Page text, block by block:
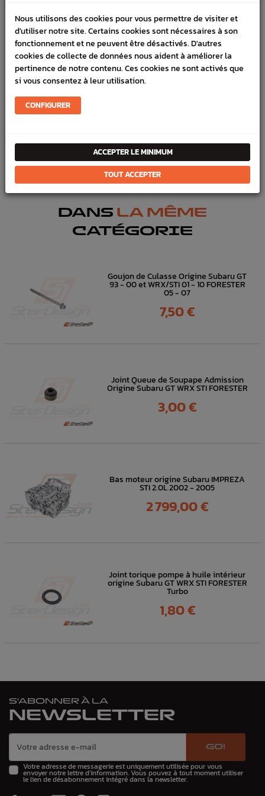
SCHÉMA CONSTRUCTEUR
Marque :SUBARU
Référence :44
FICHE TECHNIQUE
Bas moteur Joints & pâte
DANS LA MÊME
CATÉGORIE
Goujon de Culasse Origine Subaru GT
93 - 00 et WRX/STI 01 - 10 FORESTER
05 - 07
Prix
7,50 €
Joint Queue de Soupape Admission
Origine Subaru GT WRX STI FORESTER
Prix
3,00 €
Bas moteur origine Subaru IMPREZA
STI 2.0L 2002 - 2005
Prix
2 799,00 €
Joint torique pompe à huile intérieur
origine Subaru GT WRX STI FORESTER
Turbo
Prix
1,80 €
S'ABONNER À LA
NEWSLETTER
GO!
Votre adresse de messagerie est uniquement utilisée pour vous
envoyer notre lettre d'information. Vous pouvez à tout moment utiliser
le lien de désabonnement intégré dans la newsletter.
Nous utilisons des cookies pour vous permettre de visiter et
d'utiliser notre site. Certains cookies sont nécessaires à son
fonctionnement et ne peuvent être désactivés. D'autres
cookies de collecte de données nous aident à améliorer la
pertinence de notre contenu. Ces cookies ne sont activés que
si vous consentez à leur utilisation.
CONFIGURER
ACCEPTER LE MINIMUM
TOUT ACCEPTER